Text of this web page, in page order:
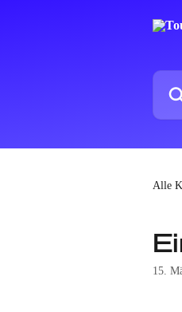
Nach
Alle
15.